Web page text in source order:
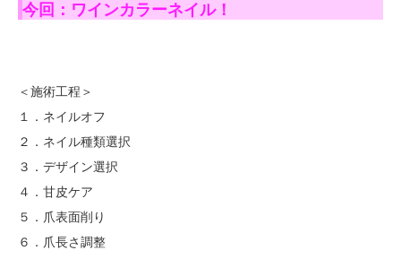
今回：ワインカラーネイル！
＜施術工程＞
１．ネイルオフ
２．ネイル種類選択
３．デザイン選択
４．甘皮ケア
５．爪表面削り
６．爪長さ調整